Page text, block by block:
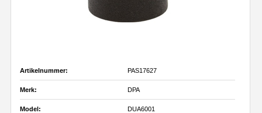
Artikelnummer: PAS17627
Merk: DPA
Model: DUA6001